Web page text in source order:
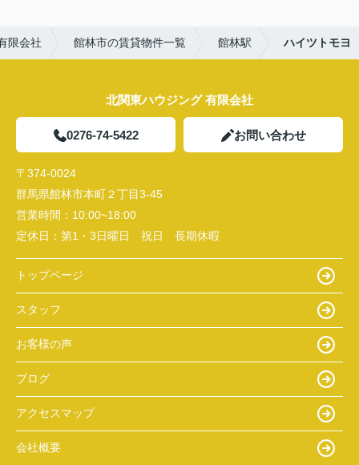
限会社 館林市の賃貸物件一覧 館林駅 ハイツトモヨ
北関東ハウジング 有限会社
0276-74-5422 お問い合わせ
〒374-0024
群馬県館林市本町２丁目3-45
営業時間： 10:00~18:00
定休日： 第1・3日曜日 祝日 長期休暇
トップページ
スタッフ
お客様の声
ブログ
アクセスマップ
会社概要